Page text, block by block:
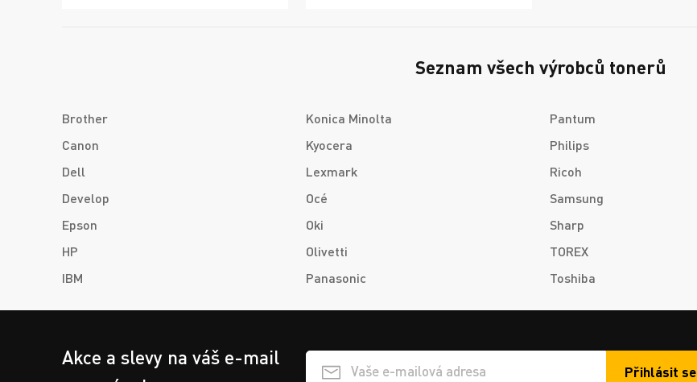
Seznam všech výrobců tonerů
Brother
Canon
Dell
Develop
Epson
HP
IBM
Konica Minolta
Kyocera
Lexmark
Océ
Oki
Olivetti
Panasonic
Pantum
Philips
Ricoh
Samsung
Sharp
TOREX
Toshiba
Akce a slevy na váš e-mail
Přihlášení e-mailu k odběru Přihlásit se